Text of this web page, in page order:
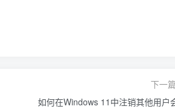
下一
如何在Windows 11中注销其他用户